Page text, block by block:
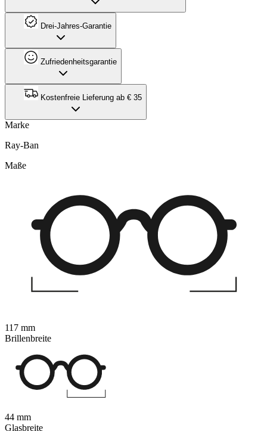
Drei-Jahres-Garantie
Zufriedenheitsgarantie
Kostenfreie Lieferung ab € 35
Marke
Ray-Ban
Maße
117 mm
Brillenbreite
44 mm
Glasbreite